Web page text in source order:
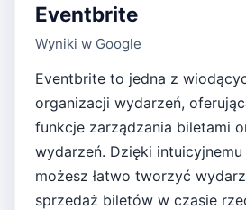
Eventbrite
Wyniki w Google
Eventbrite to jedna z
organizacji wydarzeń,
funkcje zarządzania biletami
wydarzeń. Dzięki
możesz łatwo tworzyć
sprzedaż biletów w czasie